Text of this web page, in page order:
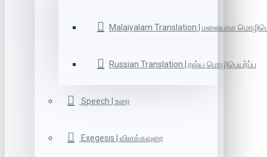
Malaiyalam Translation | மலையாள
Russian Translation | ரஷ்ய மொழிபெயர்ப்பு
Speech | உரை
Exegesis | விளக்கவுரை